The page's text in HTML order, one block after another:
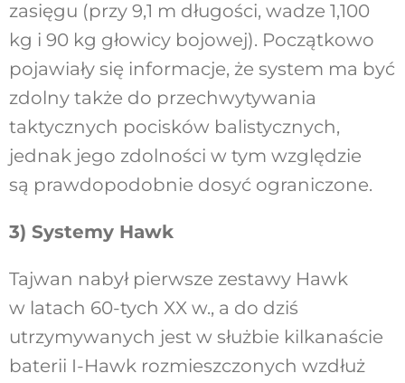
zasięgu (przy 9,1 m długości, wadze 1,100
kg i 90 kg głowicy bojowej). Początkowo
pojawiały się informacje, że system ma być
zdolny także do przechwytywania
taktycznych pocisków balistycznych,
jednak jego zdolności w tym względzie
są prawdopodobnie dosyć ograniczone.
3) Systemy Hawk
Tajwan nabył pierwsze zestawy Hawk
w latach 60-tych XX w., a do dziś
utrzymywanych jest w służbie kilkanaście
baterii I-Hawk rozmieszczonych wzdłuż